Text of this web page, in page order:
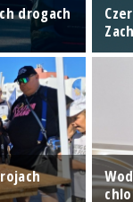
drogach